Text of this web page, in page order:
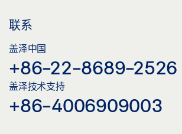
联系
盖泽中国
+86-22-8689-2526
盖泽技术支持
+86-4006909003